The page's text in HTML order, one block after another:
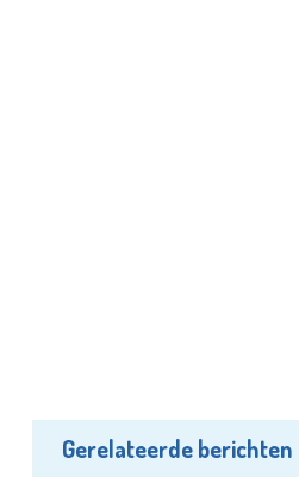
Gerelateerde berichten